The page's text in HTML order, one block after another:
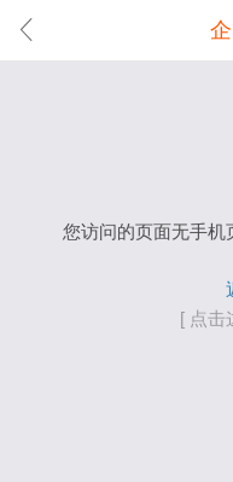
您访问的页面无手机
[ 点击